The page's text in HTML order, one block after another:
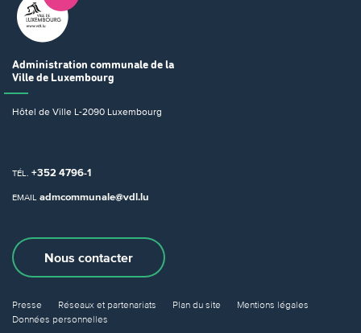
Administration communale de la
Ville de Luxembourg
Hôtel de Ville L-2090 Luxembourg
TÉL. +352 4796-1
EMAIL admcommunale@vdl.lu
Nous contacter
Presse Réseaux et partenariats Plan du site
Mentions légales
Données personnelles